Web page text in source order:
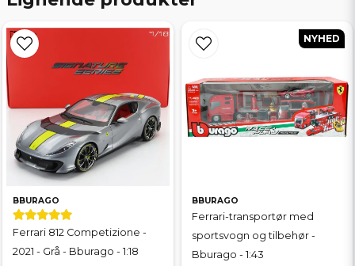
BBURAGO
Ferrari 812 Competizione -
2021 - Grå - Bburago - 1:18
BBURAGO
Ferrari-transportør med
sportsvogn og tilbehør -
Bburago - 1:43
NYHED